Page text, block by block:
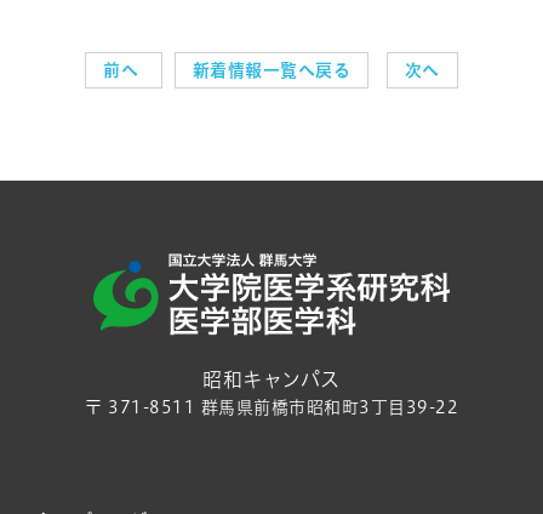
前へ 新着情報一覧へ戻る 次へ
昭和キャンパス
〒 371-8511 群馬県前橋市昭和町3丁目39-22